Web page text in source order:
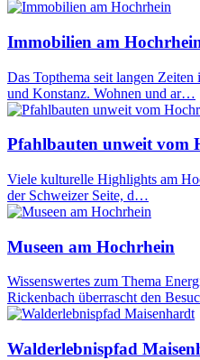
Immobilien am
Das Topthema seit langen
und Konstanz. Wohnen und ar…
Pfahlbauten unweit vom
Viele kulturelle Highlights am
der Schweizer Seite, d…
Museen am Hochrhein
Wissenswertes zum Thema
Rickenbach überrascht den
Walderlebnispfad